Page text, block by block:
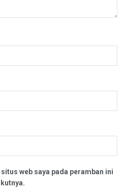
web saya pada peramban ini